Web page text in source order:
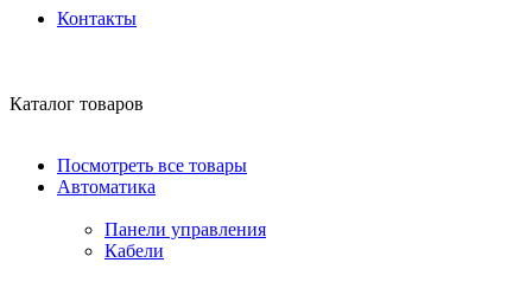
Контакты
Каталог товаров
Посмотреть все товары
Автоматика
Панели управления
Кабели